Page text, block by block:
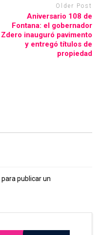
Older Post
Aniversario 108 de
Fontana: el gobernador
Zdero inauguró pavimento
y entregó títulos de
propiedad
para publicar un